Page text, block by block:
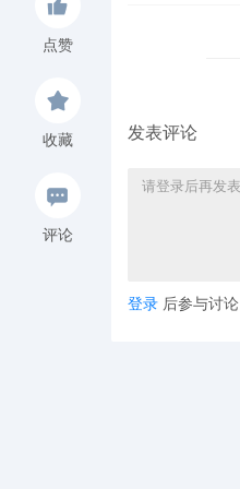
点赞
收藏
评论
发表评论
登录 后参与讨论